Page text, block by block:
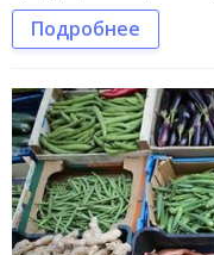
Подробнее